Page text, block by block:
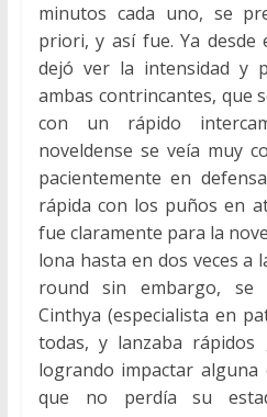
minutos cada uno, se
priori, y así fue. Ya
dejó ver la intensidad y
ambas contrincantes, que
con un rápido
noveldense se veía muy
pacientemente en
rápida con los puños en
fue claramente para la
lona hasta en dos veces a
round sin embargo, se
Cinthya (especialista en
todas, y lanzaba
logrando impactar
que no perdía su